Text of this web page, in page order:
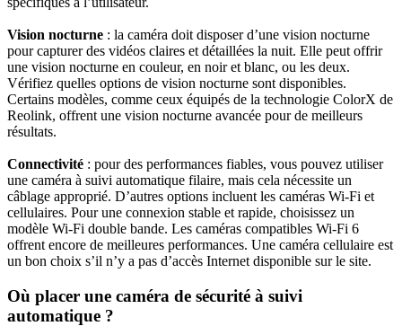
Vision nocturne : la caméra doit disposer d’une vision nocturne
pour capturer des vidéos claires et détaillées la nuit. Elle peut offrir
une vision nocturne en couleur, en noir et blanc, ou les deux.
Vérifiez quelles options de vision nocturne sont disponibles.
Certains modèles, comme ceux équipés de la technologie ColorX de
Reolink, offrent une vision nocturne avancée pour de meilleurs
résultats.
Connectivité : pour des performances fiables, vous pouvez utiliser
une caméra à suivi automatique filaire, mais cela nécessite un
câblage approprié. D’autres options incluent les caméras Wi-Fi et
cellulaires. Pour une connexion stable et rapide, choisissez un
modèle Wi-Fi double bande. Les caméras compatibles Wi-Fi 6
offrent encore de meilleures performances. Une caméra cellulaire est
un bon choix s’il n’y a pas d’accès Internet disponible sur le site.
Où placer une caméra de sécurité à suivi
automatique ?